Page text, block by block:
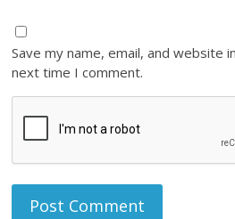
Save my name, email, and website
next time I comment.